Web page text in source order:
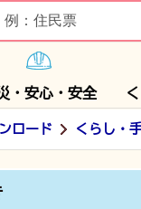
・安心・安全
ロード くらし・